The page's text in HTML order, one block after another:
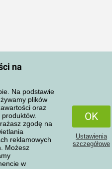
na
Na podstawie
plików
oraz
zgodę na
reklamowych
Możesz
w
OK
Ustawienia
szczegółowe